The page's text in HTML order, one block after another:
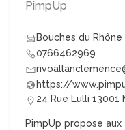
PimpUp
Bouches du Rhône
0766462969
https://
24 Rue Lulli 13001
PimpUp propose